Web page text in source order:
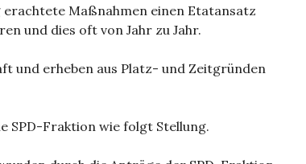
Maßnahmen einen Etatansatz
und dies oft von Jahr zu Jahr.
und erheben aus Platz- und Zeitgründen
SPD-Fraktion wie folgt Stellung.